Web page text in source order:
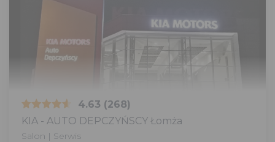
4.63 (268)
KIA - AUTO DEPCZYŃSCY Łomża
Salon | Serwis